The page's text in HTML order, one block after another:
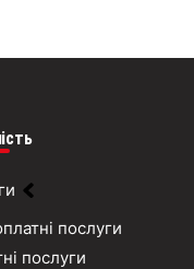
послуги
послуги